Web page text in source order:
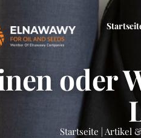
oder
Startseite Artikel